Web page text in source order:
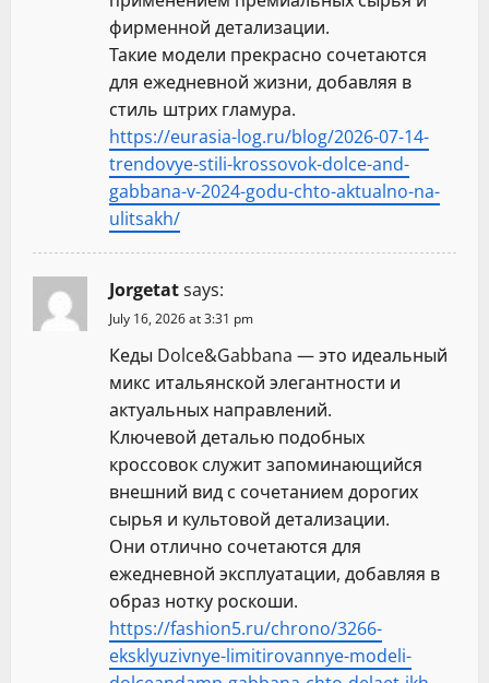
фирменной детализации.
Такие модели прекрасно сочетаются
для ежедневной жизни, добавляя в
стиль штрих гламура.
https://eurasia-log.ru/blog/2026-07-14-
trendovye-stili-krossovok-dolce-and-
gabbana-v-2024-godu-chto-aktualno-na-
ulitsakh/
Jorgetatsays:
July 16, 2026 at 3:31 pm
Кеды Dolce&Gabbana — это идеальный
микс итальянской элегантности и
актуальных направлений.
Ключевой деталью подобных
кроссовок служит запоминающийся
внешний вид с сочетанием дорогих
сырья и культовой детализации.
Они отлично сочетаются для
ежедневной эксплуатации, добавляя в
образ нотку роскоши.
https://fashion5.ru/chrono/3266-
eksklyuzivnye-limitirovannye-modeli-